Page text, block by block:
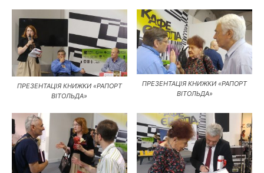
ПРЕЗЕНТАЦІЯ КНИЖКИ «РАПОРТ
ВІТОЛЬДА»
ПРЕЗЕНТАЦІЯ КНИЖКИ «РАПОРТ
ВІТОЛЬДА»